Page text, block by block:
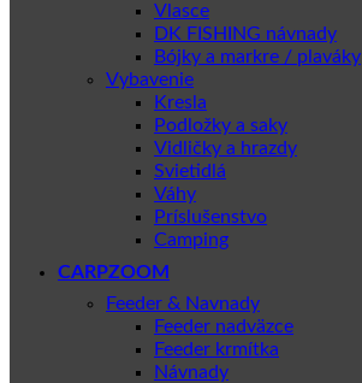
Vlasce
DK FISHING návnady
Bójky a markre / plaváky
Vybavenie
Kresla
Podložky a saky
Vidličky a hrazdy
Svietidlá
Váhy
Príslušenstvo
Camping
CARPZOOM
Feeder & Navnady
Feeder nadväzce
Feeder krmítka
Návnady